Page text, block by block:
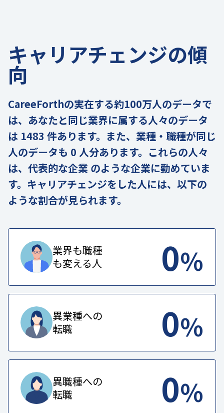
キャリアチェンジの傾
向
CareeForthの実在する約100万人のデータで
は、あなたと同じ業界に属する人々のデータ
は 1483 件あります。また、業種・職種が同じ
人のデータも 0 人分あります。これらの人々
は、代表的な企業 のような企業に勤めていま
す。キャリアチェンジをした人には、以下の
ような割合が見られます。
業界も職種
も変える人
0%
異業種への
転職
0%
異職種への
転職
0%